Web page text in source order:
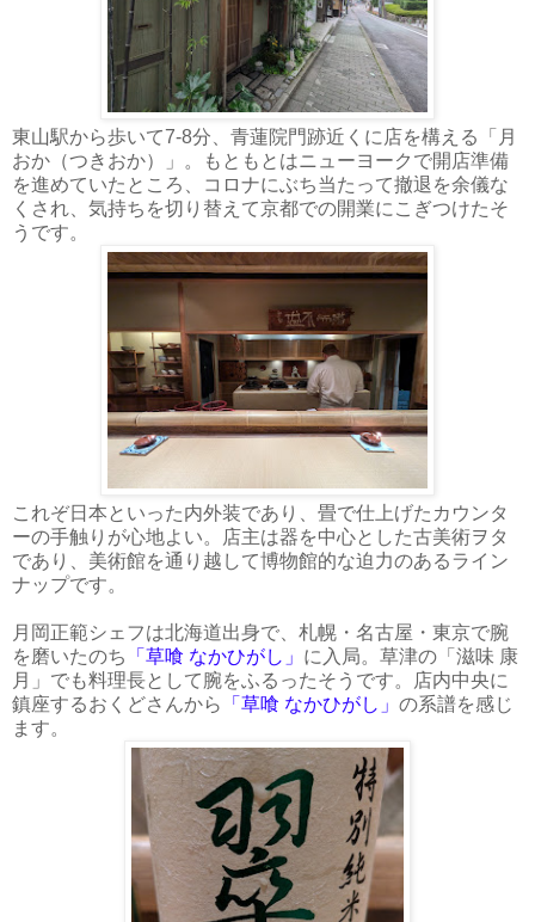
東山駅から歩いて7-8分、青蓮院門跡近くに店を構える「月
おか（つきおか）」。もともとはニューヨークで開店準備
を進めていたところ、コロナにぶち当たって撤退を余儀な
くされ、気持ちを切り替えて京都での開業にこぎつけたそ
うです。
これぞ日本といった内外装であり、畳で仕上げたカウンタ
ーの手触りが心地よい。店主は器を中心とした古美術ヲタ
であり、美術館を通り越して博物館的な迫力のあるライン
ナップです。
月岡正範シェフは北海道出身で、札幌・名古屋・東京で腕
を磨いたのち
「草喰 なかひがし」 に入局。草津の「滋味 康
月」でも料理長として腕をふるったそうです。店内中央に
鎮座するおくどさんから
「草喰 なかひがし」 の系譜を感じ
ます。